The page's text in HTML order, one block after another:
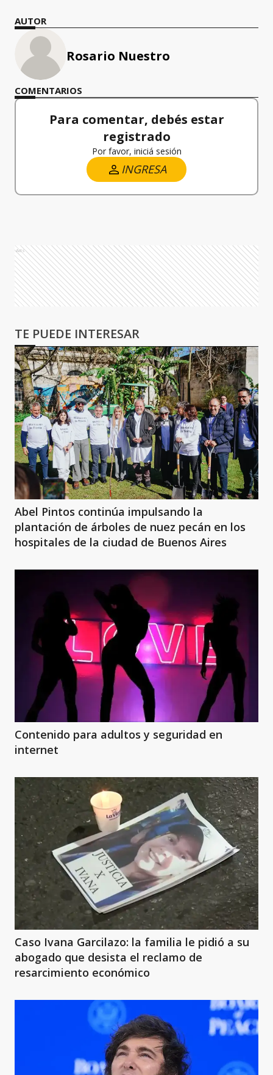
AUTOR
Rosario Nuestro
COMENTARIOS
Para comentar, debés estar
registrado
Por favor, iniciá sesión
INGRESA
Ads
TE PUEDE INTERESAR
Abel Pintos continúa impulsando la
plantación de árboles de nuez pecán en los
hospitales de la ciudad de Buenos Aires
Contenido para adultos y seguridad en
internet
Caso Ivana Garcilazo: la familia le pidió a su
abogado que desista el reclamo de
resarcimiento económico